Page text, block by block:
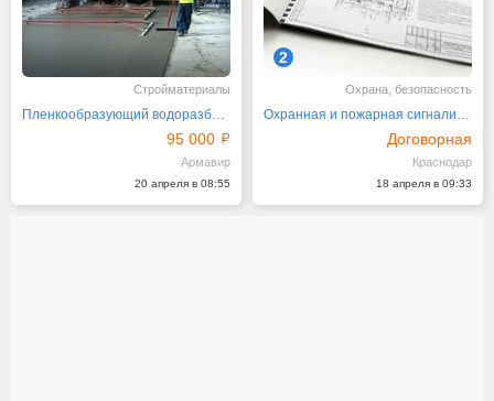
Стройматериалы
Пленкообразующий водоразбавляемый материал ПМ ПЭВЕЙЛ
95 000
Армавир
20 апреля в 08:55
2
Охрана, безопасность
Охранная и пожарная сигнализации, планы эвакуации
Договорная
Краснодар
18 апреля в 09:33